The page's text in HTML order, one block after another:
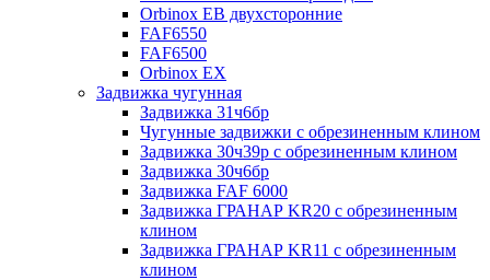
Orbinox EB двухсторонние
FAF6550
FAF6500
Orbinox EX
Задвижка чугунная
Задвижка 31ч6бр
Чугунные задвижки с обрезиненным клином
Задвижка 30ч39р с обрезиненным клином
Задвижка 30ч6бр
Задвижка FAF 6000
Задвижка ГРАНАР KR20 с обрезиненным
клином
Задвижка ГРАНАР KR11 с обрезиненным
клином